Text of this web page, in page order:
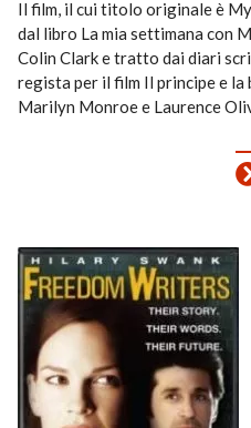
Il film, il cui titolo originale è
dal libro La mia settimana con
Colin Clark e tratto dai diari
regista per il film Il principe e
Marilyn Monroe e Laurence